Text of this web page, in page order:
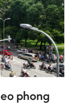
phong